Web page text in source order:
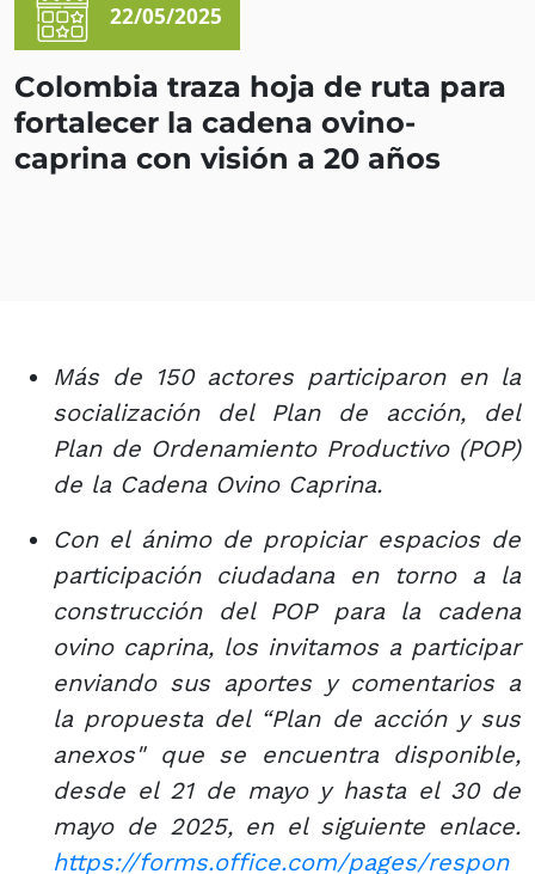
22/05/2025
Colombia traza hoja de ruta para
fortalecer la cadena ovino-
caprina con visión a 20 años
Más de 150 actores participaron en la
socialización del Plan de acción, del
Plan de Ordenamiento Productivo (POP)
de la Cadena Ovino Caprina.
Con el ánimo de propiciar espacios de
participación ciudadana en torno a la
construcción del POP para la cadena
ovino caprina, los invitamos a participar
enviando sus aportes y comentarios a
la propuesta del “Plan de acción y sus
anexos" que se encuentra disponible,
desde el 21 de mayo y hasta el 30 de
mayo de 2025, en el siguiente enlace.
https://forms.office.com/pages/respon